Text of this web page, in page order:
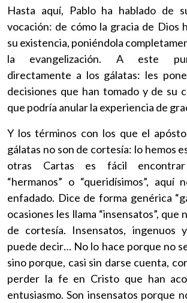
Hasta aquí, Pablo ha hablado de
vocación: de cómo la gracia de Dios
su existencia, poniéndola
la evangelización. A este
directamente a los gálatas: les
decisiones que han tomado y de su
que podría anular la experiencia de
Y los términos con los que el
gálatas no son de cortesía: lo hemos
otras Cartas es fácil
“hermanos” o “queridísimos”, aquí
enfadado. Dice de forma genérica
ocasiones les llama “insensatos”, que
de cortesía. Insensatos, ingenuos
puede decir… No lo hace porque no
sino porque, casi sin darse cuenta,
perder la fe en Cristo que han
entusiasmo. Son insensatos porque